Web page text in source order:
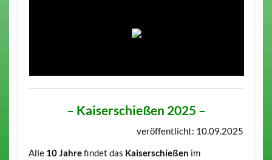
– Kaiserschießen 2025 –
veröffentlicht: 10.09.2025
Alle 10 Jahrefindet das Kaiserschießen im